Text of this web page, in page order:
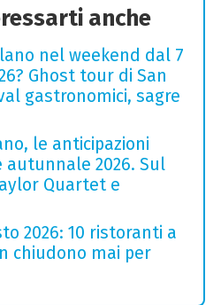
anche
nel weekend dal 7
Ghost tour di San
gastronomici, sagre
le anticipazioni
2026. Sul
Quartet e
2026: 10 ristoranti a
chiudono mai per